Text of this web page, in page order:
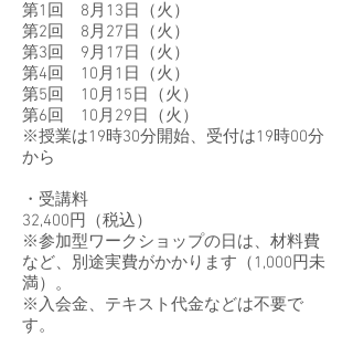
第1回 8月13日（火）
第2回 8月27日（火）
第3回 9月17日（火）
第4回 10月1日（火）
第5回 10月15日（火）
第6回 10月29日（火）
※授業は19時30分開始、受付は19時00分
から
・受講料
32,400円（税込）
※参加型ワークショップの日は、材料費
など、別途実費がかかります（1,000円未
満）。
※入会金、テキスト代金などは不要で
す。